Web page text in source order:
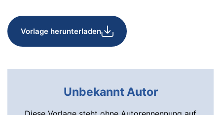
Vorlage herunterladen
Unbekannt Autor